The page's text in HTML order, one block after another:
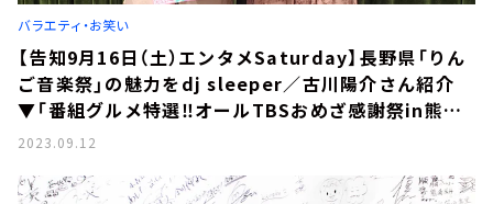
バラエティ・お笑い
【告知9月16日（土）エンタメSaturday】長野県「りん
ご音楽祭」の魅力をdj sleeper／古川陽介さん紹介
▼「番組グルメ特選‼オールTBSおめざ感謝祭in熊谷」
から注目のハチミツを紹介▼「魔法使いアキットのマ
2023.09.12